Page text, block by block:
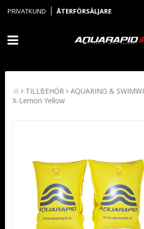
PRIVATKUND ÅTERFÖRSÄLJARE
TILLBEHÖR AQUARING &
X-Lemon Yellow